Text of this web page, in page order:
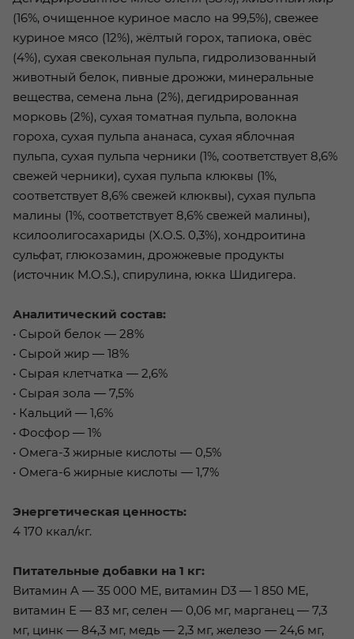
(16%, очищенное куриное масло на 99,5%), свежее
куриное мясо (12%), жёлтый горох, тапиока, овёс
(4%), сухая свекольная пульпа, гидролизованный
животный белок, пивные дрожжи, минеральные
вещества, семена льна (2%), дегидрированная
морковь (2%), сухая томатная пульпа, волокна
гороха, сухая пульпа ананаса, сухая яблочная
пульпа, сухая пульпа черники (1%, соответствует 8,6%
свежей черники), сухая пульпа клюквы (1%,
соответствует 8,6% свежей клюквы), сухая пульпа
малины (1%, соответствует 8,6% свежей малины),
ксилоолигосахариды (X.O.S. 0,3%), хондроитина
сульфат, глюкозамин, дрожжевые продукты
(источник M.O.S.), спирулина, юкка Шидигера.
Аналитический состав:
• Сырой белок — 28%
• Сырой жир — 18%
• Сырая клетчатка — 2,6%
• Сырая зола — 7,5%
• Кальций — 1,6%
• Фосфор — 1%
• Омега-3 жирные кислоты — 0,5%
• Омега-6 жирные кислоты — 1,7%
Энергетическая ценность:
4 170 ккал/кг.
Питательные добавки на 1 кг:
Витамин A — 35 000 МЕ, витамин D3 — 1 850 МЕ,
витамин Е — 83 мг, селен — 0,06 мг, марганец — 7,3
мг, цинк — 84,3 мг, медь — 2,3 мг, железо — 24,6 мг,